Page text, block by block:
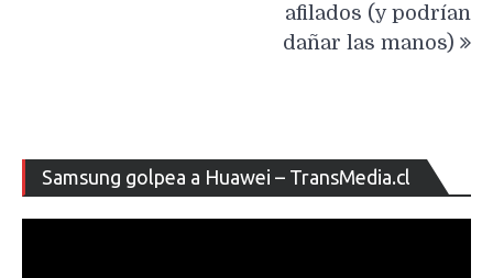
afilados (y podrían
dañar las manos)
Samsung golpea a Huawei – TransMedia.cl
de